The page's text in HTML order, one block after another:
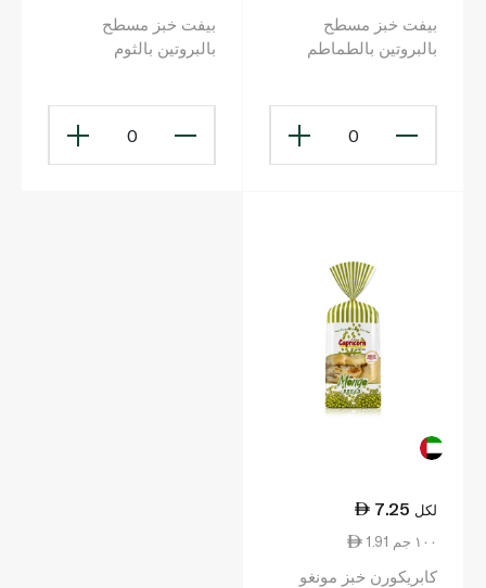
بيفت خبز مسطح
بالبروتين بالطماطم
0
بيفت خبز مسطح
بالبروتين بالثوم
0
7.25 لكل
1.91 ١٠٠ جم
كابريكورن خبز مونغو